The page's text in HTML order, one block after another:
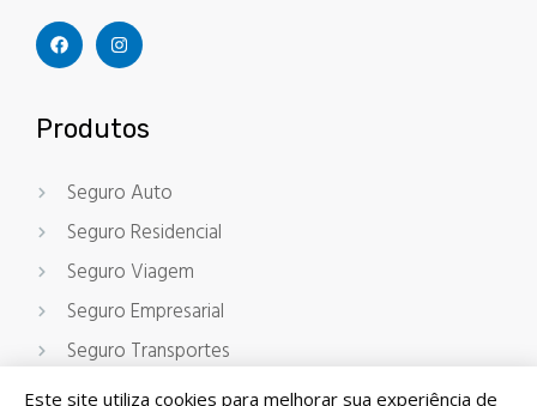
Produtos
Seguro Auto
Seguro Residencial
Seguro Viagem
Seguro Empresarial
Seguro Transportes
Este site utiliza cookies para melhorar sua experiência de